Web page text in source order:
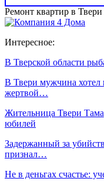
Ремонт квартир в
Интересное:
В Тверской области
В Твери мужчина хотел
жертвой…
Жительница Твери
юбилей
Задержанный за
признал…
Не в деньгах счастье: